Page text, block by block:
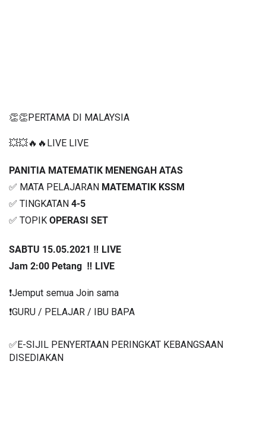
👏👏PERTAMA DI MALAYSIA
💥💥🔥🔥LIVE LIVE
PANITIA MATEMATIK MENENGAH ATAS
✅ MATA PELAJARAN MATEMATIK KSSM
✅ TINGKATAN 4-5
✅ TOPIK OPERASI SET
SABTU 15.05.2021 ‼️ LIVE
Jam 2:00 Petang  ‼️ LIVE
❗️Jemput semua Join sama
❗️GURU / PELAJAR / IBU BAPA
✅E-SIJIL PENYERTAAN PERINGKAT KEBANGSAAN
DISEDIAKAN